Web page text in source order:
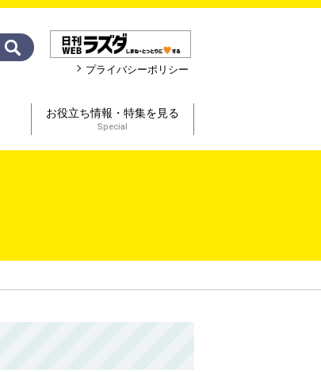
プライバシーポリシー
お役立ち情報・特集を見る
Special